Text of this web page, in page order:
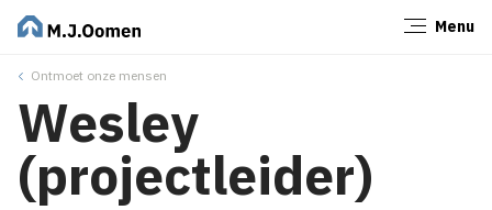
Menu
Ontmoet onze mensen
Wesley
(projectleider)
Sluiten